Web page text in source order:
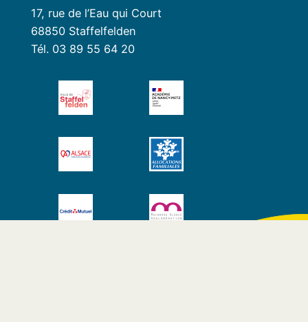
17, rue de l’Eau qui Court
68850 Staffelfelden
Tél. 03 89 55 64 20